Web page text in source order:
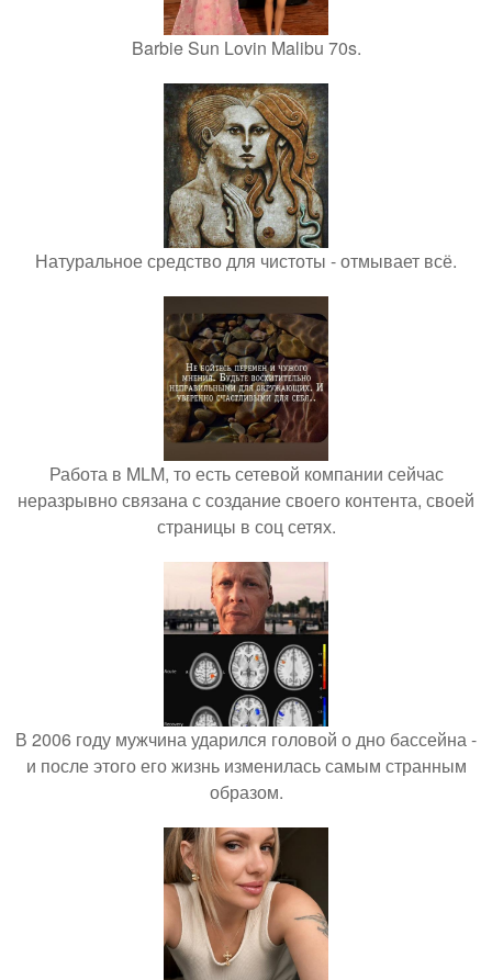
Barbie Sun Lovin Malibu 70s.
Натуральное средство для чистоты - отмывает всё.
Работа в MLM, то есть сетевой компании сейчас
неразрывно связана с создание своего контента, своей
страницы в соц сетях.
В 2006 году мужчина ударился головой о дно бассейна -
и после этого его жизнь изменилась самым странным
образом.